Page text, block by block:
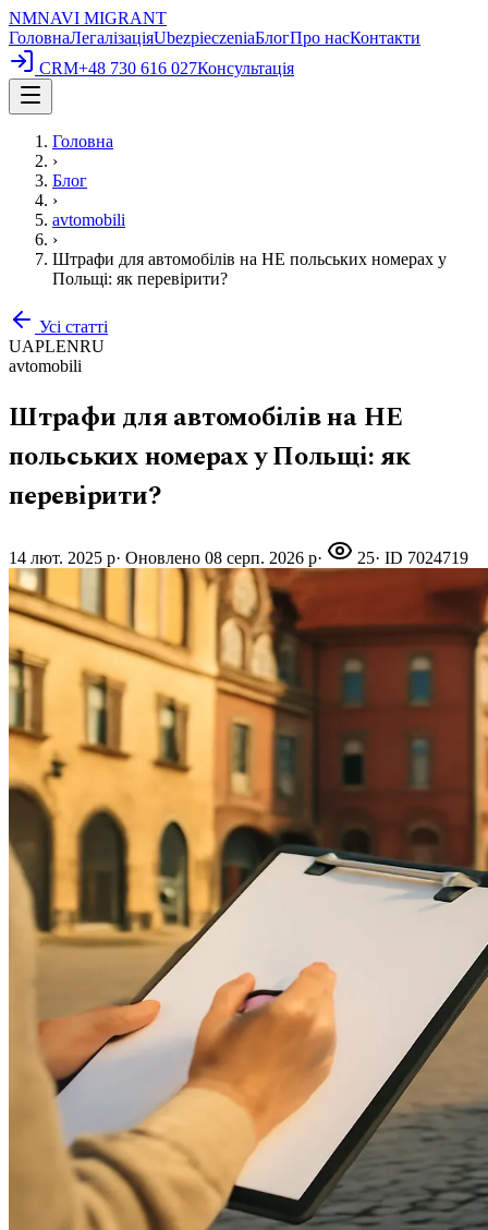
NMNAVI MIGRANT
ГоловнаЛегалізаціяUbezpieczeniaБлогПро насКонтакти
CRM+48 730 616 027Консультація
Головна
›
Блог
›
avtomobili
›
Штрафи для автомобілів на НЕ польських номерах у
Польщі: як перевірити?
Усі статті
UAPLENRU
avtomobili
Штрафи для автомобілів на НЕ
польських номерах у Польщі: як
перевірити?
14 лют. 2025 р· Оновлено 08 серп. 2026 р· 25· ID 7024719